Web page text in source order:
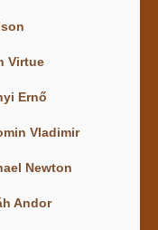
Virtue
Ernő
Vladimir
Newton
Andor